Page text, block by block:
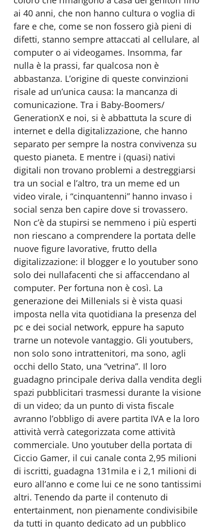
ai 40 anni, che non hanno cultura o voglia di
fare e che, come se non fossero già pieni di
difetti, stanno sempre attaccati al cellulare, al
computer o ai videogames. Insomma, far
nulla è la prassi, far qualcosa non è
abbastanza. L’origine di queste convinzioni
risale ad un’unica causa: la mancanza di
comunicazione. Tra i Baby-Boomers/
GenerationX e noi, si è abbattuta la scure di
internet e della digitalizzazione, che hanno
separato per sempre la nostra convivenza su
questo pianeta. E mentre i (quasi) nativi
digitali non trovano problemi a destreggiarsi
tra un social e l’altro, tra un meme ed un
video virale, i “cinquantenni” hanno invaso i
social senza ben capire dove si trovassero.
Non c’è da stupirsi se nemmeno i più esperti
non riescano a comprendere la portata delle
nuove figure lavorative, frutto della
digitalizzazione: il blogger e lo youtuber sono
solo dei nullafacenti che si affaccendano al
computer. Per fortuna non è così. La
generazione dei Millenials si è vista quasi
imposta nella vita quotidiana la presenza del
pc e dei social network, eppure ha saputo
trarne un notevole vantaggio. Gli youtubers,
non solo sono intrattenitori, ma sono, agli
occhi dello Stato, una “vetrina”. Il loro
guadagno principale deriva dalla vendita degli
spazi pubblicitari trasmessi durante la visione
di un video; da un punto di vista fiscale
avranno l’obbligo di avere partita IVA e la loro
attività verrà categorizzata come attività
commerciale. Uno youtuber della portata di
Ciccio Gamer, il cui canale conta 2,95 milioni
di iscritti, guadagna 131mila e i 2,1 milioni di
euro all’anno e come lui ce ne sono tantissimi
altri. Tenendo da parte il contenuto di
entertainment, non pienamente condivisibile
da tutti in quanto dedicato ad un pubblico